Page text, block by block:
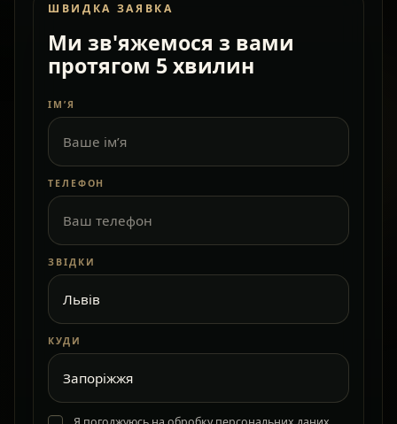
ШВИДКА ЗАЯВКА
Ми зв'яжемося з вами
протягом 5 хвилин
ІМ’Я
ТЕЛЕФОН
ЗВІДКИ
КУДИ